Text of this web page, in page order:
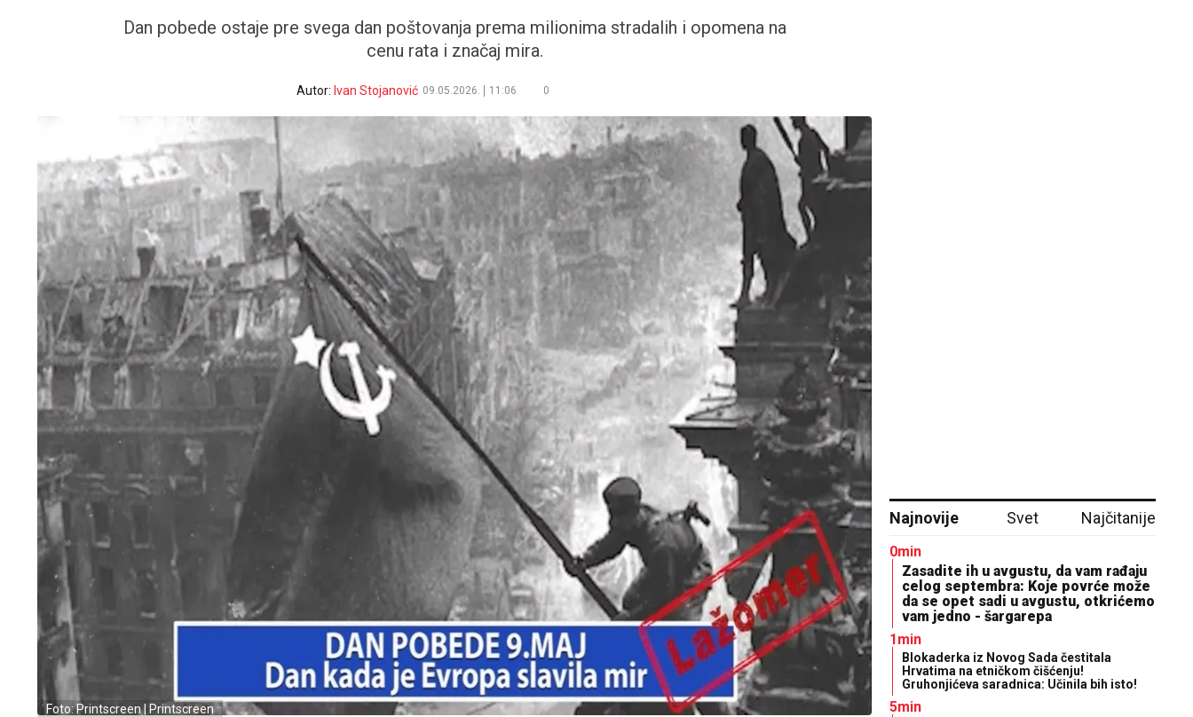
Dan pobede ostaje pre svega dan poštovanja prema milionima stradalih i opomena na
cenu rata i značaj mira.
Autor: Ivan Stojanović 09.05.2026. 11:06 0
Foto: Printscreen | Printscreen
Najnovije Svet Najčitanije
0min
Zasadite ih u avgustu, da vam rađaju
celog septembra: Koje povrće može
da se opet sadi u avgustu, otkrićemo
vam jedno - šargarepa
1min
Blokaderka iz Novog Sada čestitala
Hrvatima na etničkom čišćenju!
Gruhonjićeva saradnica: Učinila bih isto!
5min